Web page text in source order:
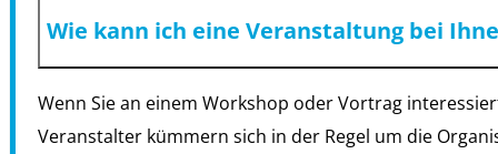
Wie kann ich eine Veranstaltung bei
Wenn Sie an einem Workshop oder Vortrag
Veranstalter kümmern sich in der Regel um die